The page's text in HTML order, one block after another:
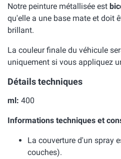
Notre peinture métallisée est
qu'elle a une base mate et doit
brillant.
La couleur finale du véhicule
uniquement si vous appliquez
Détails techniques
ml: 400
Informations techniques et
La couverture d'un spray
couches).